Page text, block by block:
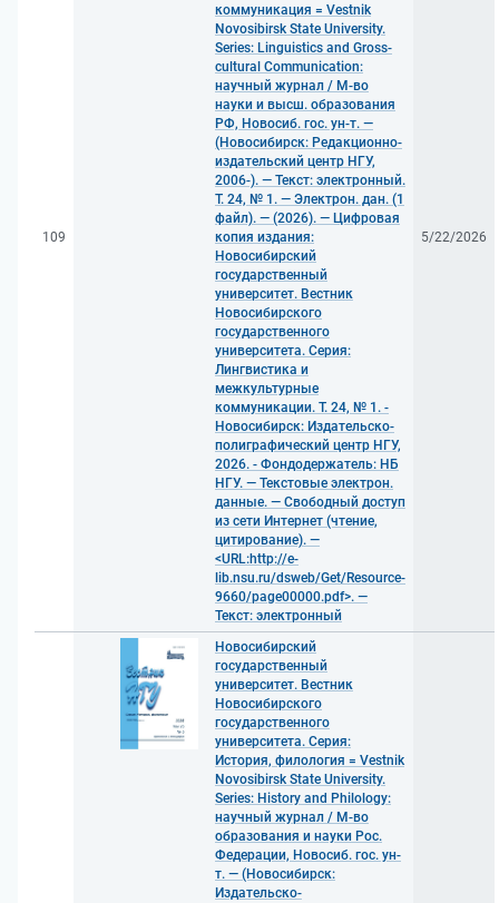
109
коммуникация = Vestnik
Novosibirsk State University.
Series: Linguistics and Gross-
cultural Communication:
научный журнал / М-во
науки и высш. образования
РФ, Новосиб. гос. ун-т. —
(Новосибирск: Редакционно-
издательский центр НГУ,
2006-). — Текст: электронный.
Т. 24, № 1. — Электрон. дан. (1
файл). — (2026). — Цифровая
копия издания:
Новосибирский
государственный
университет. Вестник
Новосибирского
государственного
университета. Серия:
Лингвистика и
межкультурные
коммуникации. Т. 24, № 1. -
Новосибирск: Издательско-
полиграфический центр НГУ,
2026. - Фондодержатель: НБ
НГУ. — Текстовые электрон.
данные. — Свободный доступ
из сети Интернет (чтение,
цитирование). —
<URL:http://e-
lib.nsu.ru/dsweb/Get/Resource-
9660/page00000.pdf>. —
Текст: электронный
5/22/2026
Новосибирский
государственный
университет. Вестник
Новосибирского
государственного
университета. Серия:
История, филология = Vestnik
Novosibirsk State University.
Series: History and Philology:
научный журнал / М-во
образования и науки Рос.
Федерации, Новосиб. гос. ун-
т. — (Новосибирск:
Издательско-